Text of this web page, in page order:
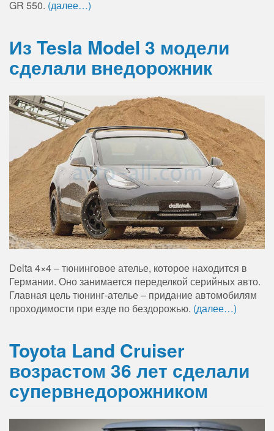
GR 550. (далее…)
Из Tesla Model 3 модели
сделали внедорожник
Delta 4×4 – тюнинговое ателье, которое находится в
Германии. Оно занимается переделкой серийных авто.
Главная цель тюнинг-ателье – придание автомобилям
проходимости при езде по бездорожью. (далее…)
Toyota Land Cruiser
возрастом 36 лет сделали
супервнедорожником